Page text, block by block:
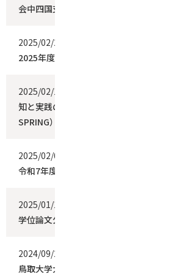
会中四国支部奨励賞（学生部門）を受賞
2025/02/25
2025年度4月・入学者選抜試験進学者合格
2025/02/18
知と実践の融合による次世代博士人材育成
SPRING）の募集について
2025/02/06
令和7年度前期授業料免除申請について
2025/01/17
学位論文公開審査会について
2024/09/24
鳥取大学大学院連合農学研究科 学位記授